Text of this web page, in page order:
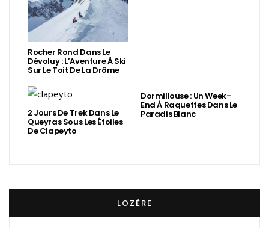
Rocher Rond Dans Le
Dévoluy : L’Aventure À Ski
Sur Le Toit De La Drôme
2 Jours De Trek Dans Le
Queyras Sous Les Étoiles
De Clapeyto
Dormillouse : Un Week-
End À Raquettes Dans Le
Paradis Blanc
LOZÈRE